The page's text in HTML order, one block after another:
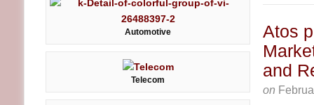
Atos
and
on
Automotive
Telecom